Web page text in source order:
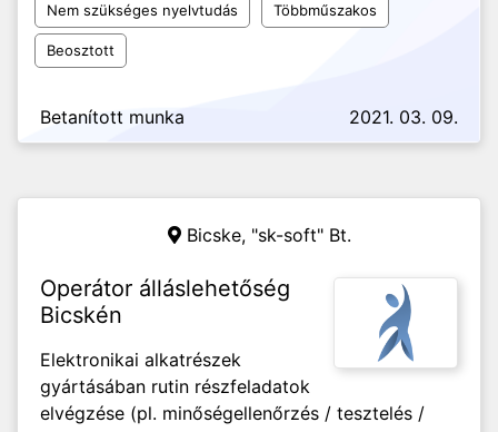
Nem szükséges nyelvtudás Többműszakos
Beosztott
Betanított munka 2021. 03. 09.
Bicske, "sk-soft" Bt.
Operátor álláslehetőség
Bicskén
Elektronikai alkatrészek
gyártásában rutin részfeladatok
elvégzése (pl. minőségellenőrzés / tesztelés /